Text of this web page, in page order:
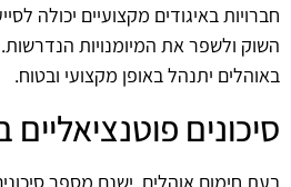
חברויות באיגודים מקצועיים יכולה
השוק ולשפר את המיומנויות
באוהלים יתנהל באופן מקצועי ובטוח.
סיכונים
בעת חימום אוהלים, ישנם מספר